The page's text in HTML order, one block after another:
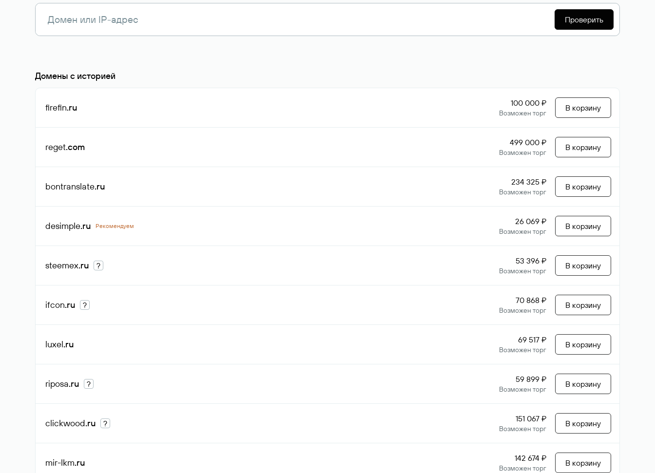
Проверить
Домены с историей
firefin.ru 100 000 ₽
Возможен торг
В корзину
reget.com 499 000 ₽
Возможен торг
В корзину
bontranslate.ru 234 325 ₽
Возможен торг
В корзину
desimple.ru Рекомендуем 26 069 ₽
Возможен торг
В корзину
steemex.ru ? 53 396 ₽
Возможен торг
В корзину
ifcon.ru ? 70 868 ₽
Возможен торг
В корзину
luxel.ru 69 517 ₽
Возможен торг
В корзину
riposa.ru ? 59 899 ₽
Возможен торг
В корзину
clickwood.ru ? 151 067 ₽
Возможен торг
В корзину
mir-lkm.ru 142 674 ₽
Возможен торг
В корзину